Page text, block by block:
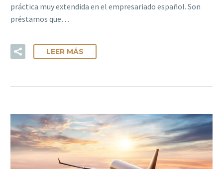
práctica muy extendida en el empresariado español. Son
préstamos que…
LEER MÁS